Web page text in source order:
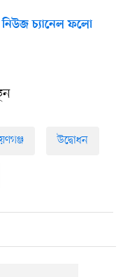
চ্যানেল ফলো
উদ্বোধন